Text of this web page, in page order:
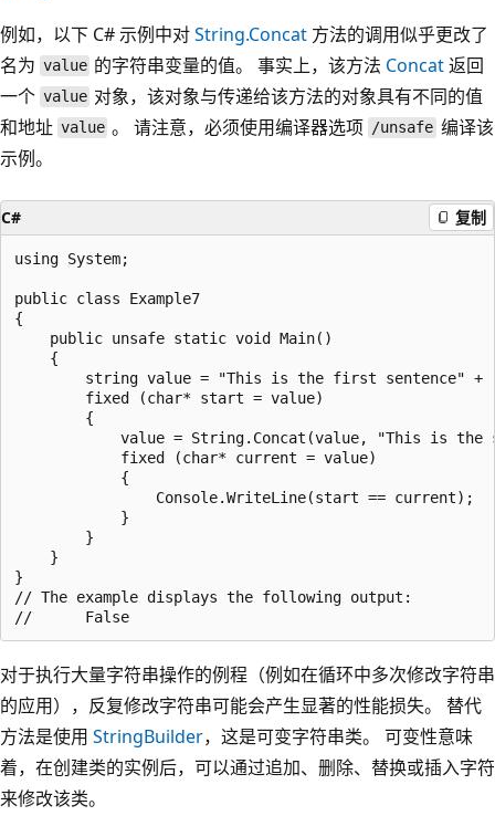
例如，以下 C# 示例中对String.Concat 方法的调用似乎更改了
名为 value 的字符串变量的值。 事实上，该方法 Concat返回
一个 value 对象，该对象与传递给该方法的对象具有不同的值
和地址 value 。 请注意，必须使用编译器选项 /unsafe 编译该
示例。
C# 复制
using System;
public class Example7
{
    public unsafe static void Main()
    {
string value = "This is the first sentence" +
        fixed (char* start = value)
        {
value = String.Concat(value, "This is the
            fixed (char* current = value)
            {
                Console.WriteLine(start == current);
            }
        }
    }
}
// The example displays the following output:
对于执行大量字符串操作的例程（例如在循环中多次修改字符串
的应用），反复修改字符串可能会产生显著的性能损失。 替代
方法是使用 StringBuilder，这是可变字符串类。 可变性意味
着，在创建类的实例后，可以通过追加、删除、替换或插入字符
来修改该类。